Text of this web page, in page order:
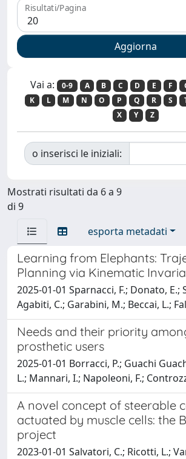
Risultati/Pagina
Vai a: 0-9 A B C D E F
K
L M N O P Q R S
X
Y Z
o inserisci le iniziali:
Mostrati risultati da 6 a 9
di 9
esporta metadati
Learning from Elephants:
Planning via Kinematic
2025-01-01 Sparnacci, F.; Donato, E.;
Agabiti, C.; Garabini, M.; Beccai, L.;
Needs and their priority
prosthetic users
2025-01-01 Borracci, P.; Guachi
L.; Mannari, I.; Napoleoni, F.;
A novel concept of steerable
actuated by muscle cells: the
project
2023-01-01 Salvatori, C.; Ricotti, L.;